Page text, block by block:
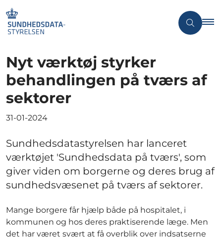
Nyt værktøj styrker
behandlingen på tværs af
sektorer
31-01-2024
Sundhedsdatastyrelsen har lanceret
værktøjet 'Sundhedsdata på tværs', som
giver viden om borgerne og deres brug af
sundhedsvæsenet på tværs af sektorer.
Mange borgere får hjælp både på hospitalet, i
kommunen og hos deres praktiserende læge. Men
det har været svært at få overblik over indsatserne